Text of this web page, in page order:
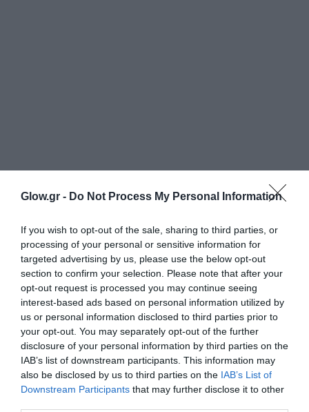
Glow.gr - Do Not Process My Personal Information
If you wish to opt-out of the sale, sharing to third parties, or
processing of your personal or sensitive information for
targeted advertising by us, please use the below opt-out
section to confirm your selection. Please note that after your
opt-out request is processed you may continue seeing
interest-based ads based on personal information utilized by
us or personal information disclosed to third parties prior to
your opt-out. You may separately opt-out of the further
disclosure of your personal information by third parties on the
IAB’s list of downstream participants. This information may
also be disclosed by us to third parties on the IAB’s List of
Downstream Participants that may further disclose it to other